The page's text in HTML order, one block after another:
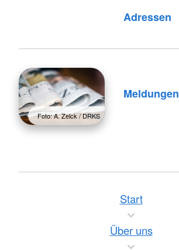
Adressen
Foto: A. Zelck / DRKS
Meldungen
Start
Über uns